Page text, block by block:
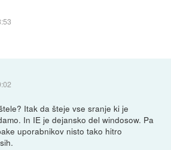
Itak da šteje vse sranje ki je
In IE je dejansko del windosow. Pa
uporabnikov nisto tako hitro